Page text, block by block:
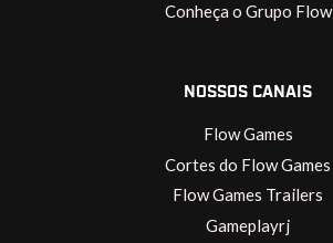
Conheça o Grupo Flow
NOSSOS CANAIS
Flow Games
Cortes do Flow Games
Flow Games Trailers
Gameplayrj